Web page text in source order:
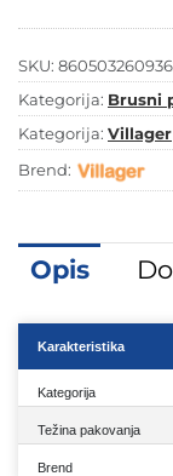
-
60
količina
SKU:
Kategorija: Brusni
Kategorija: Villager
Brend:
Opis
Karakteristika
Kategorija
Težina pakovanja
Brend